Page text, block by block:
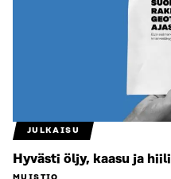
JULKAISU
Hyvästi öljy, kaasu ja hiili